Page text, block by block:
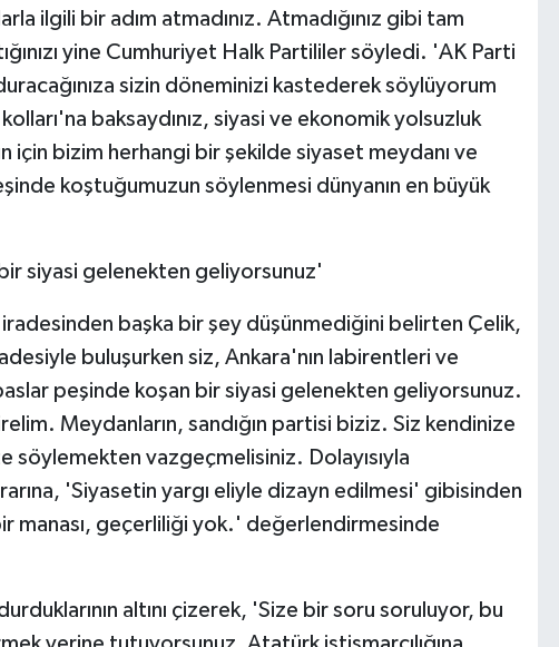
ilgili bir adım atmadınız. Atmadığınız gibi tam
yine Cumhuriyet Halk Partililer söyledi. 'AK Parti
sizin döneminizi kastederek söylüyorum
baksaydınız, siyasi ve ekonomik yolsuzluk
için bizim herhangi bir şekilde siyaset meydanı ve
koştuğumuzun söylenmesi dünyanın en büyük
siyasi gelenekten geliyorsunuz'
başka bir şey düşünmediğini belirten Çelik,
buluşurken siz, Ankara'nın labirentleri ve
peşinde koşan bir siyasi gelenekten geliyorsunuz.
Meydanların, sandığın partisi biziz. Siz kendinize
söylemekten vazgeçmelisiniz. Dolayısıyla
'Siyasetin yargı eliyle dizayn edilmesi' gibisinden
manası, geçerliliği yok.' değerlendirmesinde
altını çizerek, 'Size bir soru soruluyor, bu